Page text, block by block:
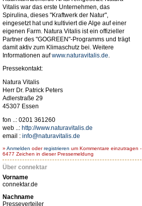
Vitalis war das erste Unternehmen, das
Spirulina, dieses "Kraftwerk der Natur",
eingesetzt hat und kultiviert die Alge auf einer
eigenen Farm. Natura Vitalis ist ein offizieller
Partner des "GOGREEN"-Programms und trägt
damit aktiv zum Klimaschutz bei. Weitere
Informationen aufwww.naturavitalis.de
Pressekontakt:
Natura Vitalis
Herr Dr. Patrick Peters
Adlerstraße 29
45307 Essen
fon ..: 0201 361260
web ..: http://www.naturavitalis.de
email : info@naturavitalis.de
» Anmelden oderregistrieren um Kommentare einzutragen -
6477 Zeichen in dieser Pressemeldung
Über connektar
Vorname
connektar.de
Nachname
Presseverteiler